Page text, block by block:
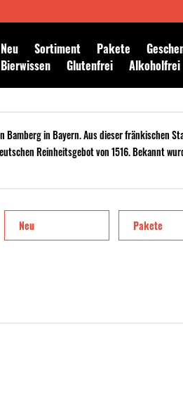
Neu Sortiment Pakete
Bierwissen
Glutenfrei Alkoholfrei
in Bayern. Aus dieser fränkischen
Reinheitsgebot von 1516. Bekannt
Neu Pakete